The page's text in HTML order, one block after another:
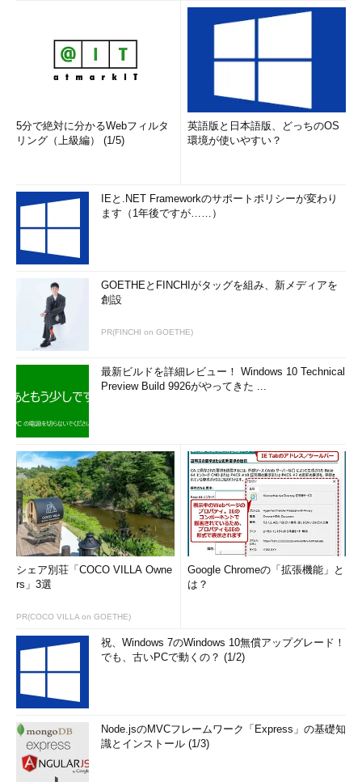
5分で絶対に分かるWebフィルタ
リング（上級編） (1/5)
英語版と日本語版、どっちのOS
環境が使いやすい？
IEと.NET Frameworkのサポートポリシーが変わり
ます（1年後ですが……）
GOETHEとFINCHIがタッグを組み、新メディアを
創設
PR(FINCHI on GOETHE)
最新ビルドを詳細レビュー！ Windows 10 Technical
Preview Build 9926がやってきた ...
シェア別荘「COCO VILLA Owne
rs」3選
PR(COCO VILLA on GOETHE)
Google Chromeの「拡張機能」と
は？
祝、Windows 7のWindows 10無償アップグレード！
でも、古いPCで動くの？ (1/2)
Node.jsのMVCフレームワーク「Express」の基礎知
識とインストール (1/3)